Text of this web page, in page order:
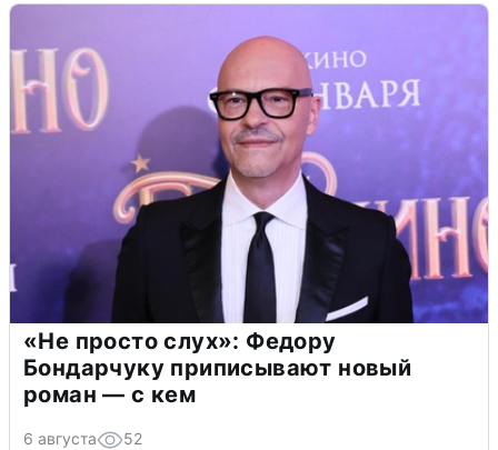
«Не просто слух»: Федору
Бондарчуку приписывают новый
роман — с кем
6 августа 52